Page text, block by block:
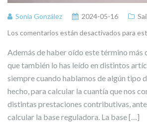
Sonia González 2024-05-16
Los comentarios están desactivados para
Además de haber oído este término más
que también lo has leído en distintos
siempre cuando hablamos de algún tipo
hecho, para calcular la cuantía que nos
distintas prestaciones contributivas,
calcular la base reguladora. La base […]